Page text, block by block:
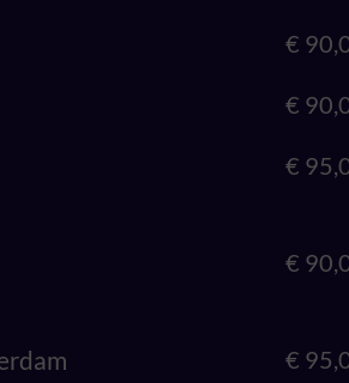
€
€
€
€
€